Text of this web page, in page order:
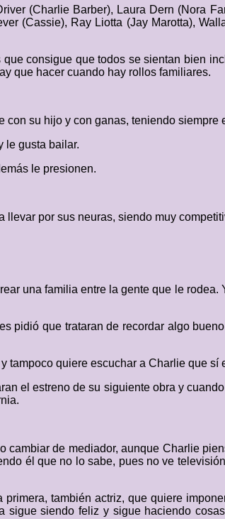
(Charlie Barber), Laura Dern (Nora
(Cassie), Ray Liotta (Jay Marotta),
consigue que todos se sientan bien
que hacer cuando hay rollos familiares.
su hijo y con ganas, teniendo siempre
le gusta bailar.
le presionen.
por sus neuras, siendo muy
una familia entre la gente que le
pidió que trataran de recordar algo
tampoco quiere escuchar a Charlie que sí
el estreno de su siguiente obra y
de mediador, aunque Charlie
él que no lo sabe, pues no ve
también actriz, que quiere
siendo feliz y sigue haciendo